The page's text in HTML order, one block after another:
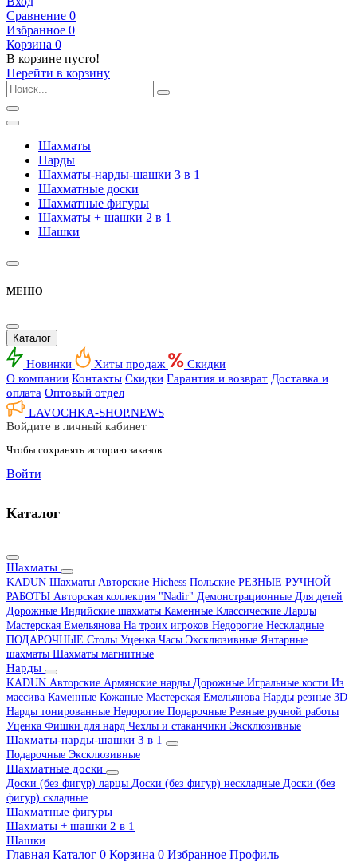
Сравнение 0
Избранное 0
Корзина 0
В корзине пусто!
Перейти в корзину
Шахматы
Нарды
Шахматы-нарды-шашки 3 в 1
Шахматные доски
Шахматные фигуры
Шахматы + шашки 2 в 1
Шашки
МЕНЮ
Каталог
Новинки Хиты продаж
Скидки
О компании Контакты Скидки Гарантия и возврат Доставка и
оплата Оптовый отдел
LAVOCHKA-SHOP.NEWS
Войдите в личный кабинет
Чтобы сохранять историю заказов.
Войти
Каталог
Шахматы
KADUN Шахматы Авторские Hichess Польские РЕЗНЫЕ РУЧНОЙ
РАБОТЫ Авторская коллекция "Nadir" Демонстрационные Для детей
Дорожные Индийские шахматы Каменные Классические Ларцы
Мастерская Емельянова На троих игроков Недорогие Нескладные
ПОДАРОЧНЫЕ Столы Уценка Часы Эксклюзивные Янтарные
шахматы Шахматы магнитные
Нарды
KADUN Авторские Армянские нарды Дорожные Игральные кости Из
массива Каменные Кожаные Мастерская Емельянова Нарды резные 3D
Нарды тонированные Недорогие Подарочные Резные ручной работы
Уценка Фишки для нард Чехлы и стаканчики Эксклюзивные
Шахматы-нарды-шашки 3 в 1
Подарочные Эксклюзивные
Шахматные доски
Доски (без фигур) ларцы Доски (без фигур) нескладные Доски (без
фигур) складные
Шахматные фигуры
Шахматы + шашки 2 в 1
Шашки
Главная Каталог 0 Корзина 0 Избранное Профиль